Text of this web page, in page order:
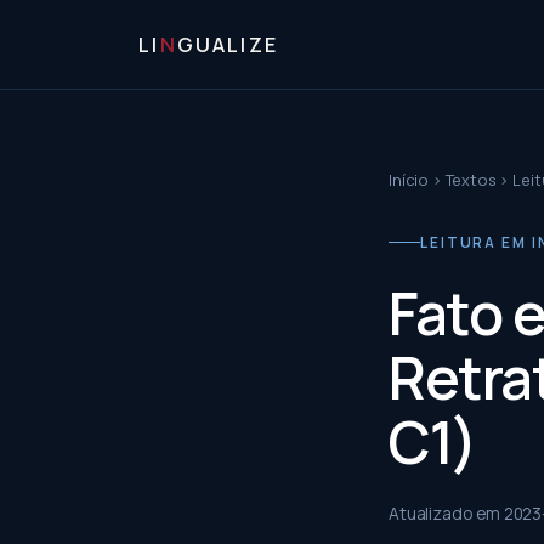
LI NGUALIZE
Início ›Textos ›
LEITURA EM
Fato
C1)
Atualizado em